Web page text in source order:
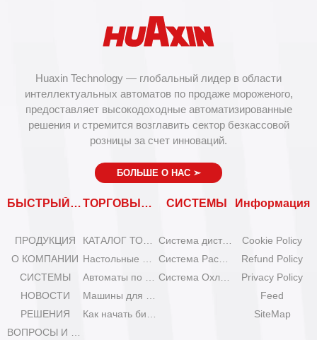
Huaxin Technology — глобальный лидер в области
интеллектуальных автоматов по продаже мороженого,
предоставляет высокодоходные автоматизированные
решения и стремится возглавить сектор безкассовой
розницы за счет инноваций.
БОЛЬШЕ О НАС ➣
БЫСТРЫЙ ВХОД
ПРОДУКЦИЯ
О КОМПАНИИ
СИСТЕМЫ
НОВОСТИ
РЕШЕНИЯ
ТОРГОВЫЕ АВТОМАТЫ СИСТЕМЫ Информация
Cookie Policy
Refund Policy
Privacy Policy
Feed
SiteMap